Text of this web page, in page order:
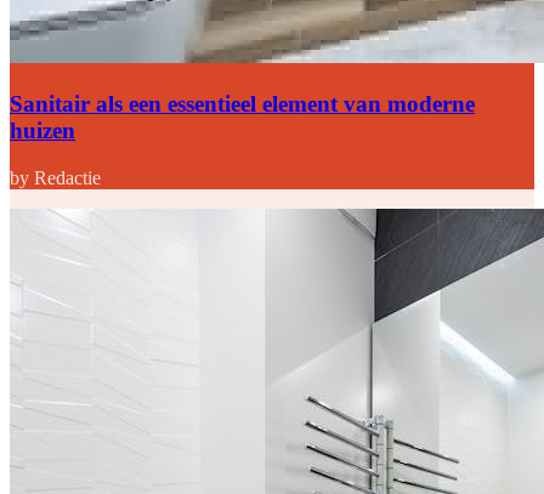
Sanitair als een essentieel element van moderne
huizen
by Redactie